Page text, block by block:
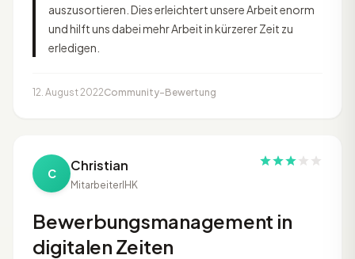
auszusortieren. Dies erleichtert unsere Arbeit enorm
und hilft uns dabei mehr Arbeit in kürzerer Zeit zu
erledigen.
12. August 2022Community-Bewertung
C Christian
Mitarbeiter IHK
Bewerbungsmanagement in
digitalen Zeiten